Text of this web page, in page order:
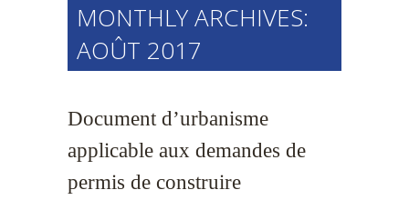
MONTHLY ARCHIVES:
AOÛT 2017
Document d’urbanisme
applicable aux demandes de
permis de construire